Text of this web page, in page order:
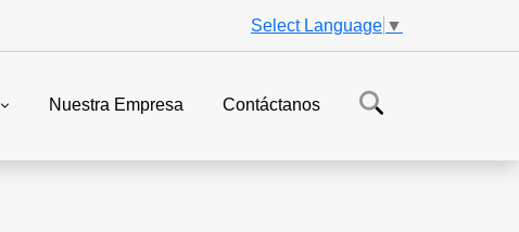
Select Language ▼
Nuestra Empresa Contáctanos